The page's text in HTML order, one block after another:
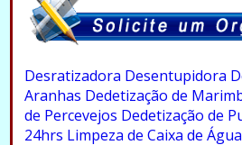
Desratizadora Desentupidora
Aranhas Dedetização de
de Percevejos Dedetização de
24hrs Limpeza de Caixa de Água